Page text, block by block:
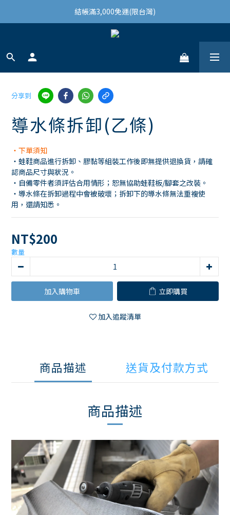
結帳滿3,000免運(限台灣)
結帳滿3,000免運(限台灣)
註冊會員領100購物金
分享到
導水條拆卸(乙條)
・下單須知
・蛙鞋商品進行拆卸、膠黏等組裝工作後即無提供退換貨，請確
認商品尺寸與狀況。
・自備零件者須評估合用情形；恕無協助蛙鞋板/腳套之改裝。
・導水條在拆卸過程中會被破壞；拆卸下的導水條無法重複使
用，還請知悉。
NT$200
數量
加入購物車 立即購買
加入追蹤清單
商品描述 送貨及付款方式
商品描述